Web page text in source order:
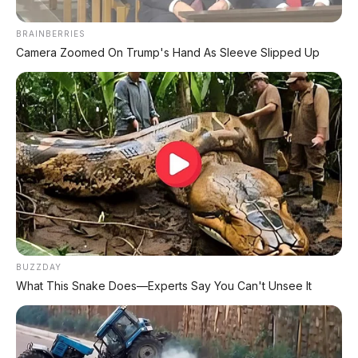
Harga Rp392 Juta Padahal
HR-V Hybrid Rp500 Juta!
MG VS Super Hybrid Siap
Jadi Raja SUV Hybrid Paling
Irit dan Mewah
Harusnya Rp15 Jutaan,
Dijual Cuma Rp12 Jutaan!
VinFast Evo Grand Lite Siap
Jadi Raja Molis 198 Km
Paling Irit
Cuma Rp11 Jutaan, VinFast
2026: Motor Legendaris
Rp80 Juta Tapi Rem
Tromol!
BRAINBERRIES
Camera Zoomed On Trump's Hand As Sleeve Slipped Up
BUZZDAY
What This Snake Does—Experts Say You Can't Unsee It